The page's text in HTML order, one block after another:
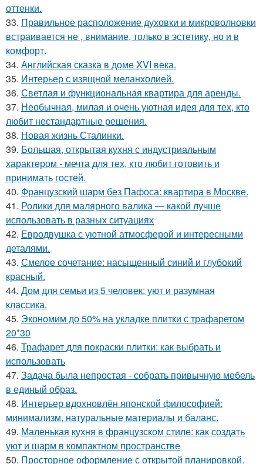
оттенки.
33. Правильное расположение духовки и микроволновки
встраивается не , внимание, только в эстетику, но и в
комфорт.
34. Английская сказка в доме XVI века.
35. Интерьер с изящной меланхолией.
36. Светлая и функциональная квартира для аренды.
37. Необычная, милая и очень уютная идея для тех, кто
любит нестандартные решения.
38. Новая жизнь Сталинки.
39. Большая, открытая кухня с индустриальным
характером - мечта для тех, кто любит готовить и
принимать гостей.
40. Французский шарм без Пафоса: квартира в Москве.
41. Ролики для малярного валика — какой лучше
использовать в разных ситуациях
42. Евродвушка с уютной атмосферой и интересными
деталями.
43. Смелое сочетание: насыщенный синий и глубокий
красный.
44. Дом для семьи из 5 человек: уют и разумная
классика.
45. Экономим до 50% на укладке плитки с трафаретом
20*30
46. Трафарет для покраски плитки: как выбрать и
использовать
47. Задача была непростая - собрать привычную мебель
в единый образ.
48. Интерьер вдохновлён японской философией:
минимализм, натуральные материалы и баланс.
49. Маленькая кухня в французском стиле: как создать
уют и шарм в компактном пространстве
50. Просторное оформление с открытой планировкой.